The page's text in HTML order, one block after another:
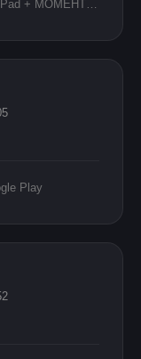
⚡️ Subnautica iPhone AppStore ios iPad + МОМЕНТАЛЬНАЯ ВЫДАЧА 🎈
Play